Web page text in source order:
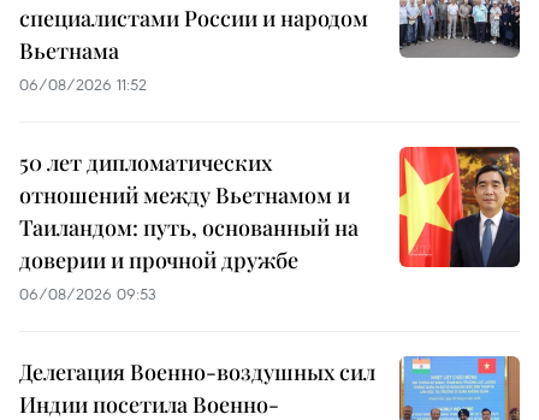
специалистами России и народом
Вьетнама
06/08/2026 11:52
50 лет дипломатических
отношений между Вьетнамом и
Таиландом: путь, основанный на
доверии и прочной дружбе
06/08/2026 09:53
Делегация Военно-воздушных сил
Индии посетила Военно-